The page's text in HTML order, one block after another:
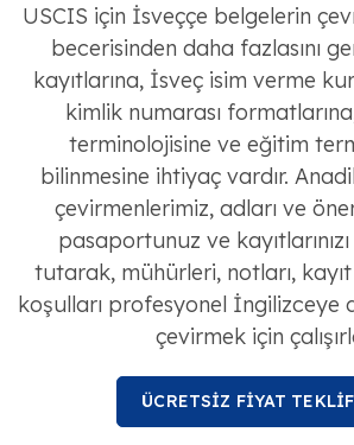
USCIS için İsveççe belgelerin
becerisinden daha fazlasını
kayıtlarına, İsveç isim verme
kimlik numarası
terminolojisine ve eğitim
bilinmesine ihtiyaç vardır.
çevirmenlerimiz, adları ve
pasaportunuz ve
tutarak, mühürleri, notları,
koşulları profesyonel İngilizceye
çevirmek için
ÜCRETSİZ FİYAT